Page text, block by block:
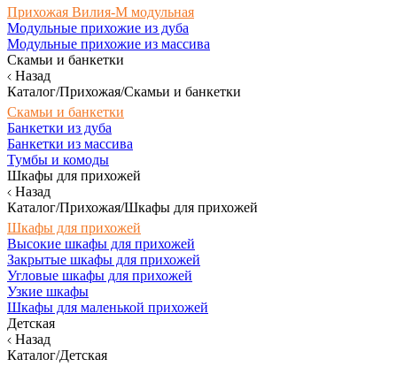
Прихожая Вилия-М модульная
Модульные прихожие из дуба
Модульные прихожие из массива
Скамьи и банкетки
Назад
Каталог/Прихожая/Скамьи и банкетки
Скамьи и банкетки
Банкетки из дуба
Банкетки из массива
Тумбы и комоды
Шкафы для прихожей
Назад
Каталог/Прихожая/Шкафы для прихожей
Шкафы для прихожей
Высокие шкафы для прихожей
Закрытые шкафы для прихожей
Угловые шкафы для прихожей
Узкие шкафы
Шкафы для маленькой прихожей
Детская
Назад
Каталог/Детская